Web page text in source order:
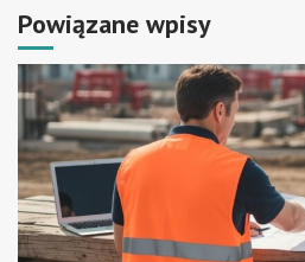
Powiązane wpisy